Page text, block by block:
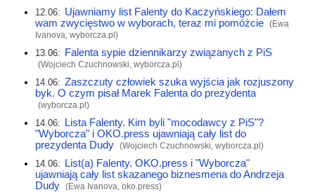
12.06: Ujawniamy list Falenty do Kaczyńskiego: Dałem
wam zwycięstwo w wyborach, teraz mi pomóżcie (Ewa
Ivanova, wyborcza.pl)
13.06: Falenta sypie dziennikarzy związanych z PiS
(Wojciech Czuchnowski, wyborcza.pl)
14.06: Zaszczuty człowiek szuka wyjścia jak rozjuszony
byk. O czym pisał Marek Falenta do prezydenta
(wyborcza.pl)
14.06:
Lista Falenty. Kim byli "mocodawcy z PiS"?
"Wyborcza" i OKO.press ujawniają cały list do
prezydenta Dudy (Wojciech Czuchnowski, wyborcza.pl)
14.06:
List(a) Falenty. OKO.press i "Wyborcza"
ujawniają cały list skazanego biznesmena do Andrzeja
Dudy (Ewa Ivanova, oko.press)